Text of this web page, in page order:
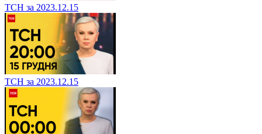
ТСН за 2023.12.15
ТСН за 2023.12.15